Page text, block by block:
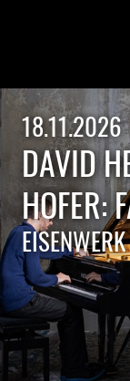
18.11.2026
DAVID
HOFER:
EISENWERK